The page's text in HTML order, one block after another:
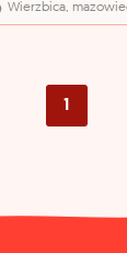
147
we wsi
Wierzbica,
1